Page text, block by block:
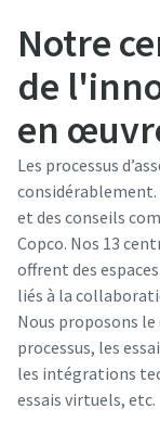
Notre
de
en
Les processus
considérablement.
et des conseils
Copco. Nos 13
offrent des
liés à la
Nous proposons
processus, les
les intégrations
essais virtuels, etc.